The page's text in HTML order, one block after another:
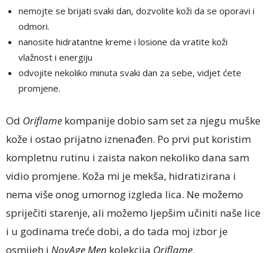
nemojte se brijati svaki dan, dozvolite koži da se oporavi i
odmori.
nanosite hidratantne kreme i losione da vratite koži
vlažnost i energiju
odvojite nekoliko minuta svaki dan za sebe, vidjet ćete
promjene.
Od Oriflame kompanije dobio sam set za njegu muške
kože i ostao prijatno iznenađen. Po prvi put koristim
kompletnu rutinu i zaista nakon nekoliko dana sam
vidio promjene. Koža mi je mekša, hidratizirana i
nema više onog umornog izgleda lica. Ne možemo
spriječiti starenje, ali možemo ljepšim učiniti naše lice
i u godinama treće dobi, a do tada moj izbor je
osmijeh i NovAge Men kolekcija Oriflame.